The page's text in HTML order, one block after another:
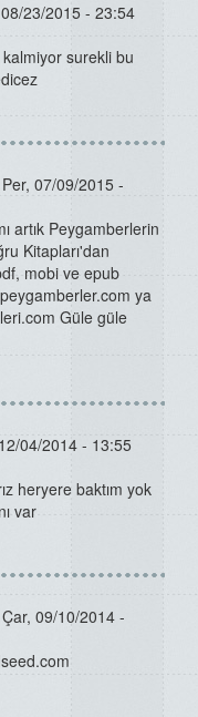
23/2015 - 23:54
surekli bu
07/09/2015 -
artık Peygamberlerin
Kitapları'dan
mobi ve epub
ya
Güle güle
04/2014 - 13:55
heryere baktım yok
var
09/10/2014 -